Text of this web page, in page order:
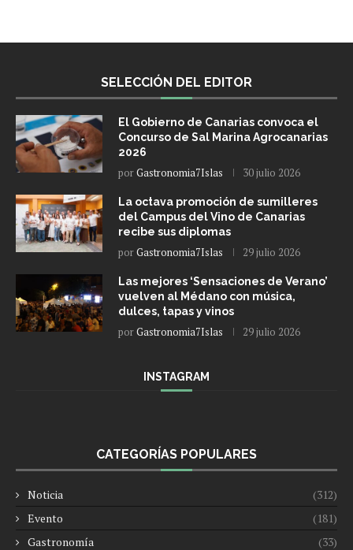
SELECCIÓN DEL EDITOR
El Gobierno de Canarias convoca el
Concurso de Sal Marina Agrocanarias
2026
porGastronomia7Islas 30 julio 2026
La octava promoción de sumilleres
del Campus del Vino de Canarias
recibe sus diplomas
porGastronomia7Islas 29 julio 2026
Las mejores ‘Sensaciones de Verano’
vuelven al Médano con música,
dulces, tapas y vinos
porGastronomia7Islas 29 julio 2026
INSTAGRAM
CATEGORÍAS POPULARES
Noticia
(312)
Evento
(181)
Gastronomía
(33)